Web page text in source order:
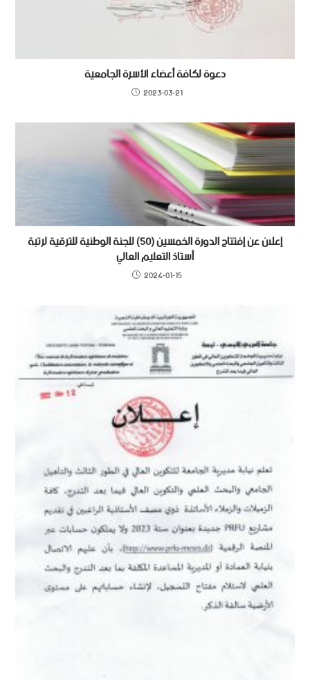
دعوة لكافة أعضاء الأسرة الجامعية
2023-03-21
إعلان عن إفتتاح الدورة الخمسين (50) للجنة الوطنية للترقية لرتبة
أستاذ التعليم العالي
2024-01-15